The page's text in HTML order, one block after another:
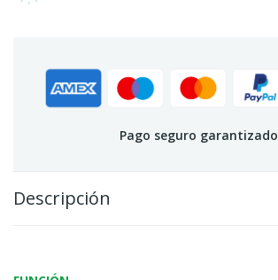
Pago seguro garantizado
Descripción